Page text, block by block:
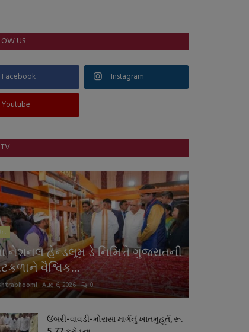
US
Facebook Instagram
Youtube
નેશનલ હેન્ડલૂમ ડે નિમિત્તે ગુજરાતની
વૈશ્વિક...
Aug 6, 2026 0
ઉંબરી-વાવડી-મોરાસા માર્ગનું ખાતમુહૂર્ત, રૂ.